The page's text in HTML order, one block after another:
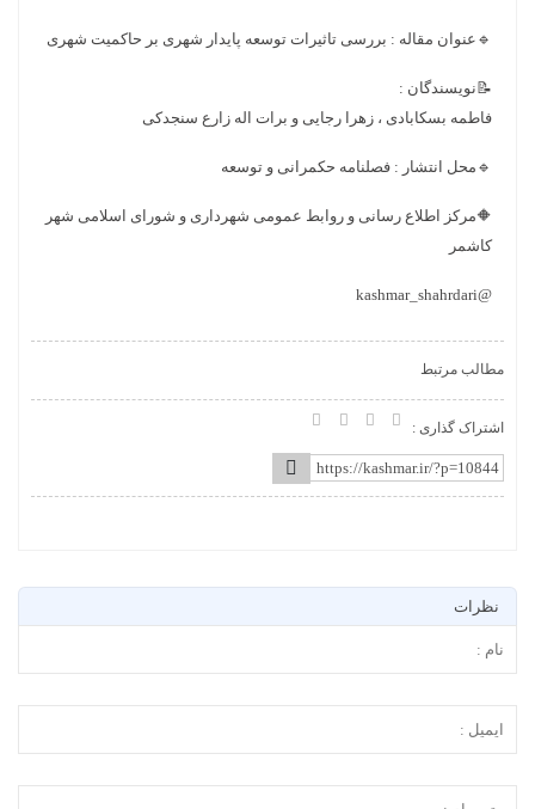
🔹عنوان مقاله : بررسی تاثیرات توسعه پایدار شهری بر حاکمیت شهری
📝نویسندگان :
فاطمه بسکابادی ، زهرا رجایی و برات اله زارع سنجدکی
🔹محل انتشار : فصلنامه حکمرانی و توسعه
🔶مرکز اطلاع رسانی و روابط عمومی شهرداری و شورای اسلامی شهر
کاشمر
@kashmar_shahrdari
مطالب مرتبط
اشتراک گذاری :
نظرات